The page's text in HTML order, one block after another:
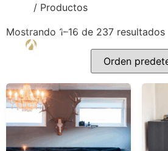
/ Productos
Mostrando 1–16 de 237 resultados